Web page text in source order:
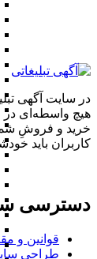
در سایت آگهی
هیچ واسطه‌ای در
خرید و فروشِ شما
کاربران باید
دسترسی
قوانین و
طراحی